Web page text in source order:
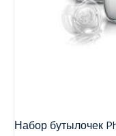
Набор бутылочек